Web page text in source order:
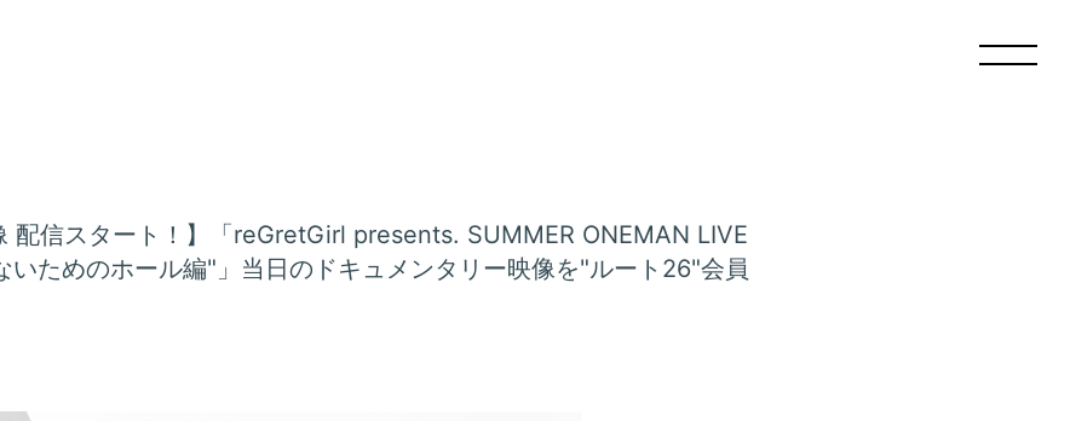
配信スタート！】「reGretGirl presents. SUMMER ONEMAN LIVE
ためのホール編"」当日のドキュメンタリー映像を"ルート26"会員